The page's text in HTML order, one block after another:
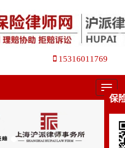
15316011769
菜
单
保